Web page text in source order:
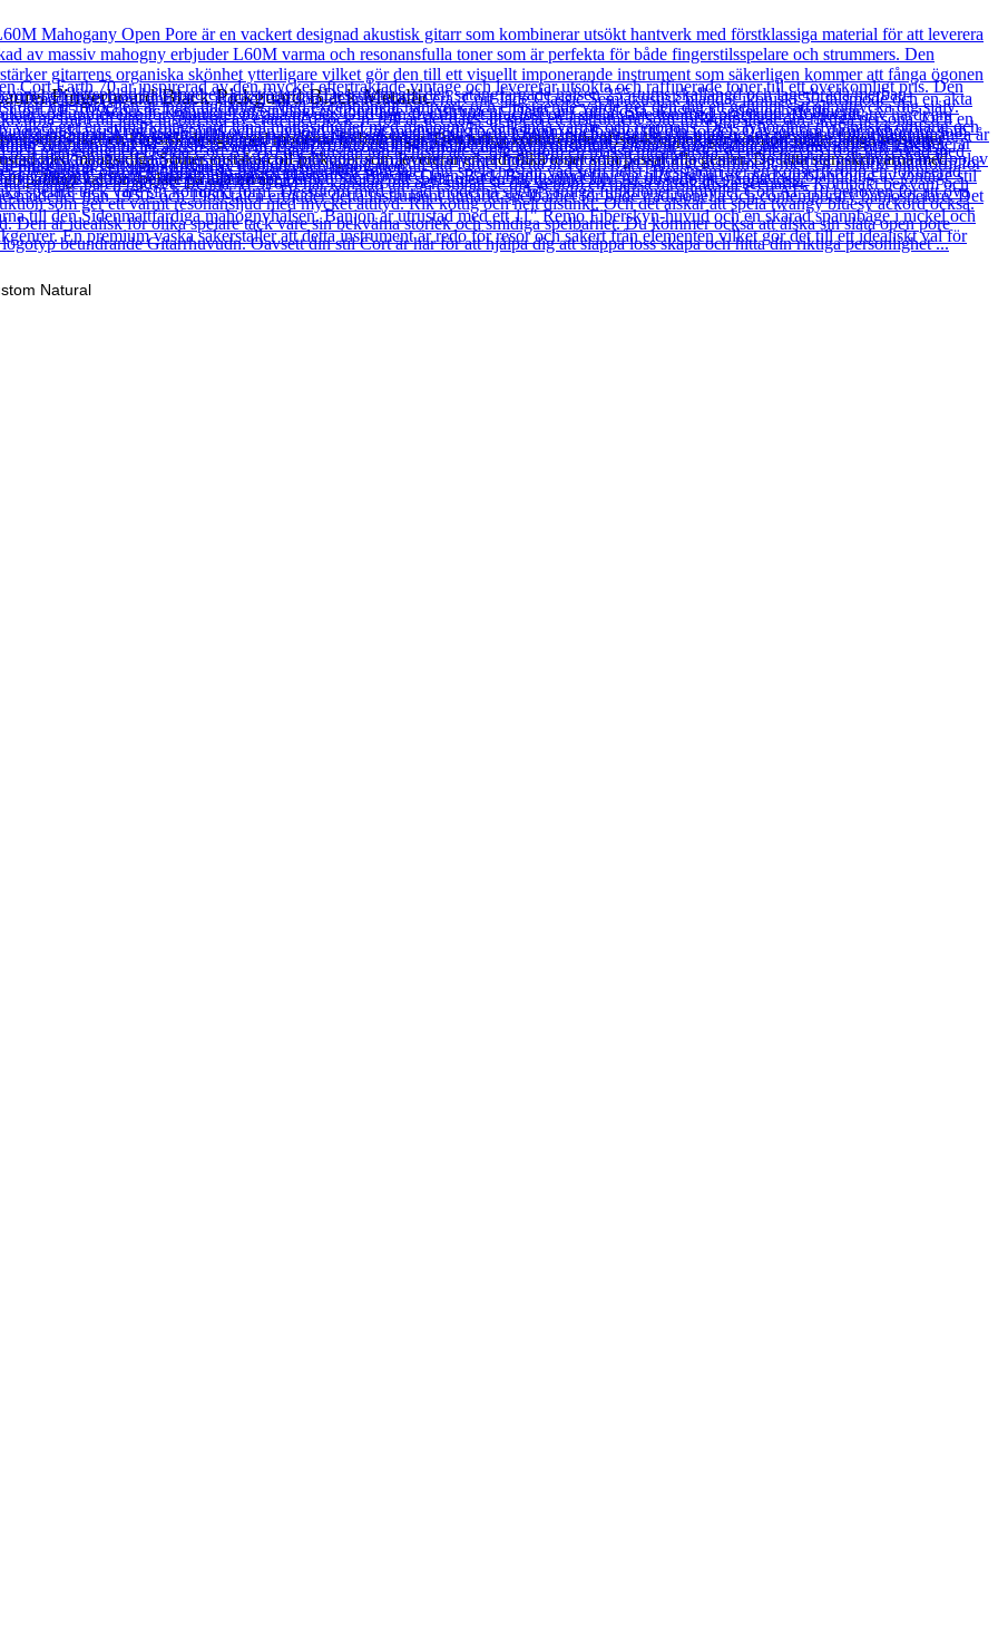
Fingerboard Black Pickguard Black Metallic
som söker en klassisk design med moderna förbättringar. Den tunna konturerade offset-kroppen ger komfort under långa sessioner
med mångsidiga Squier enstaka-coil-pickuper som levererar en rad olika toner som passar alla genrer. De lätta stämskruvarna med
pålitligt val för spelare på alla nivåer.
Natural